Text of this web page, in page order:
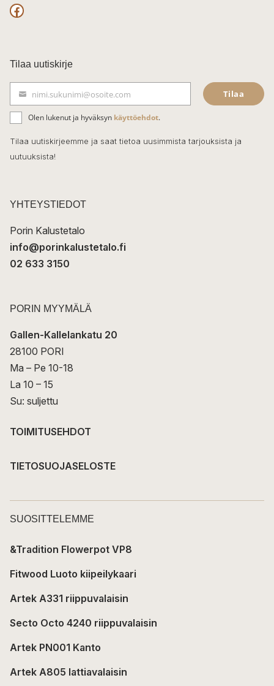
F
c
e
b
o
o
k
Tilaa uutiskirje
ä
h
k
t
nimi.sukunimi@osoite.com Tilaa
Olen lukenut ja hyväksyn käyttöehdot.
Tilaa uutiskirjeemme ja saat tietoa uusimmista tarjouksista ja
uutuuksista!
YHTEYSTIEDOT
Porin Kalustetalo
info@porinkalustetalo.fi
02 633 3150
PORIN MYYMÄLÄ
Gallen-Kallelankatu 20
28100 PORI
Ma – Pe 10-18
La 10 – 15
Su: suljettu
TOIMITUSEHDOT
TIETOSUOJASELOSTE
SUOSITTELEMME
&Tradition Flowerpot VP8
Fitwood Luoto kiipeilykaari
Artek A331 riippuvalaisin
Secto Octo 4240 riippuvalaisin
Artek PN001 Kanto
Artek A805 lattiavalaisin